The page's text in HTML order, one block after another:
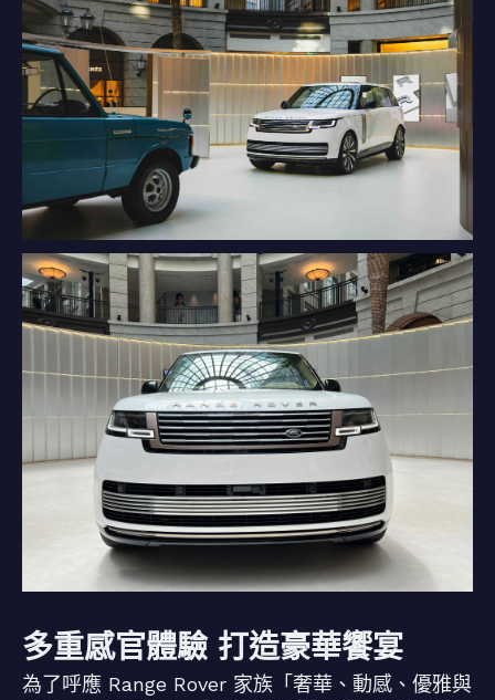
多重感官體驗 打造豪華饗宴
為了呼應 Range Rover 家族「奢華、動感、優雅與